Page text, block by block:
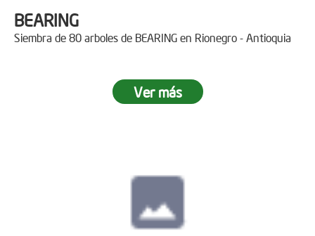
BEARING
Siembra de 80 arboles de BEARING en Rionegro - Antioquia
Ver más